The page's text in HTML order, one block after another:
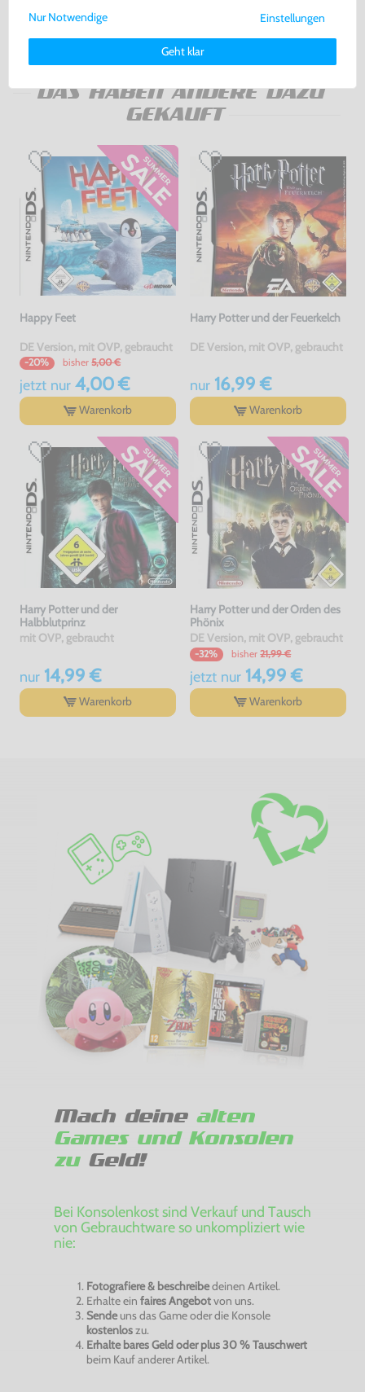
nur149,99 €
Warenkorb
149,99 €
Warenkorb
DAS HABEN ANDERE DAZU
GEKAUFT
Happy Feet
DE Version, mit OVP, gebraucht
-20% bisher 5,00 €
jetzt nur4,00 €
Warenkorb
Harry Potter und der Feuerkelch
DE Version, mit OVP, gebraucht
nur16,99 €
Warenkorb
Harry Potter und der
Halbblutprinz
mit OVP, gebraucht
nur14,99 €
Warenkorb
Harry Potter und der Orden des
Phönix
DE Version, mit OVP, gebraucht
-32% bisher 21,99 €
jetzt nur14,99 €
Warenkorb
Mach deine alten
Games und Konsolen
zuGeld!
Bei Konsolenkost sind Verkauf und Tausch
von Gebrauchtware so unkompliziert wie
nie:
Fotografiere & beschreibedeinen Artikel.
Erhalte ein faires Angebotvon uns.
Sendeuns das Game oder die Konsole
kostenloszu.
Erhalte bares Geld oder plus 30 % Tauschwert
beim Kauf anderer Artikel.
Weitere Informationen zu den von uns verwendeten Cookies und
Deinen Rechten als Nutzer findest Du in unsererDaten­schutz­
Impressum.
Einstellungen
Geht klar
Nur Notwendige